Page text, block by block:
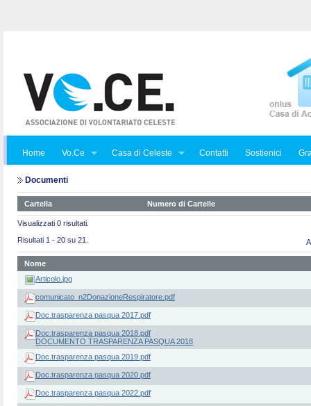
Home Vo.Ce Casa di Celeste Contatti Sostienici
Documenti
Cartella Numero di Cartelle
Visualizzati 0 risultati.
Risultati 1 - 20 su 21.
Nome
Articolo.jpg
comunicato_n2DonazioneRespiratore.pdf
Doc.trasparenza pasqua 2017.pdf
Doc.trasparenza pasqua 2018.pdf
DOCUMENTO TRASPARENZA PASQUA 2018
Doc.trasparenza pasqua 2019.pdf
Doc.trasparenza pasqua 2020.pdf
Doc.trasparenza pasqua 2022.pdf